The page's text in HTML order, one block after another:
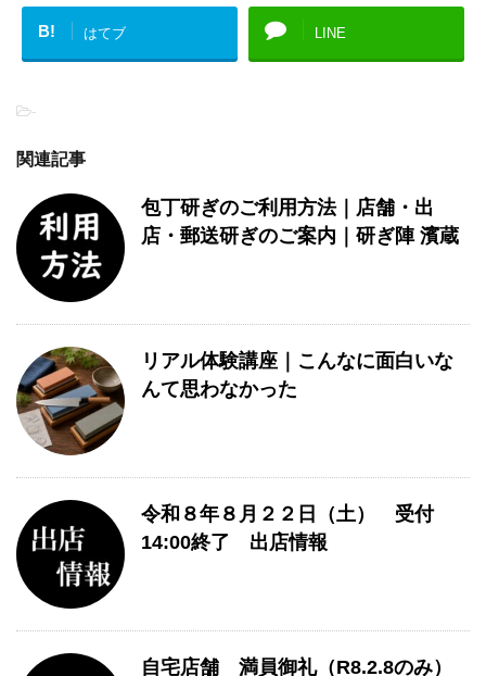
B! はてブ LINE
-
関連記事
包丁研ぎのご利用方法｜店舗・出
店・郵送研ぎのご案内｜研ぎ陣 濱蔵
リアル体験講座｜こんなに面白いな
んて思わなかった
令和８年８月２２日（土） 受付
14:00終了 出店情報
自宅店舗 満員御礼（R8.2.8のみ）